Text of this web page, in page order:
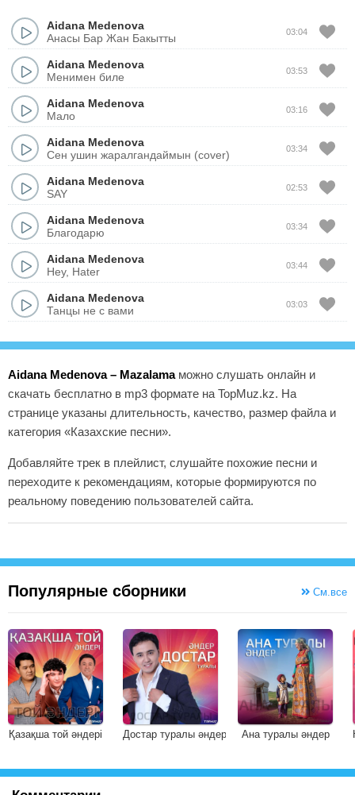
Aidana Medenova
Анасы Бар Жан Бакытты
03:04
Aidana Medenova
Менимен биле
03:53
Aidana Medenova
Мало
03:16
Aidana Medenova
Сен ушин жаралгандаймын (cover)
03:34
Aidana Medenova
SAY
02:53
Aidana Medenova
Благодарю
03:34
Aidana Medenova
Hey, Hater
03:44
Aidana Medenova
Танцы не с вами
03:03
Aidana Medenova – Mazalamaможно слушать онлайн и
скачать бесплатно в mp3 формате на TopMuz.kz. На
странице указаны длительность, качество, размер файла и
категория «Казахские песни».
Добавляйте трек в плейлист, слушайте похожие песни и
переходите к рекомендациям, которые формируются по
реальному поведению пользователей сайта.
Популярные сборники См.все
Қазақша той әндері Достар туралы әндер Ана туралы әндер